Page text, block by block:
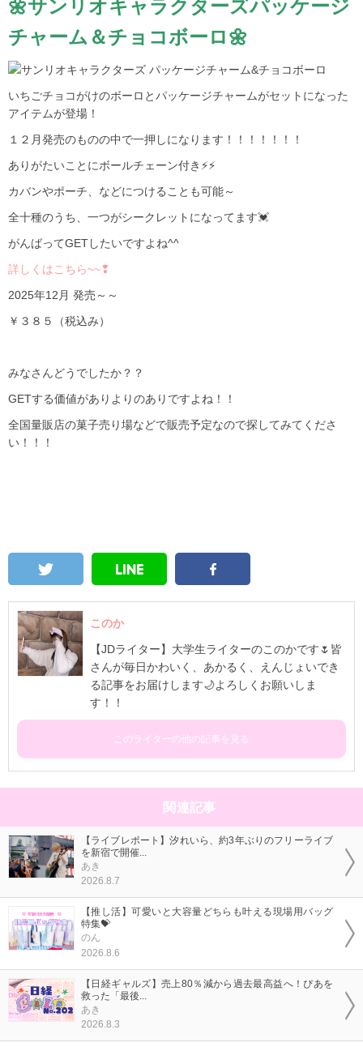
🌼サンリオキャラクターズパッケージ
チャーム＆チョコボーロ🌼
いちごチョコがけのボーロとパッケージチャームがセットになった
アイテムが登場！
１２月発売のものの中で一押しになります！！！！！！！
ありがたいことにボールチェーン付き⚡⚡
カバンやポーチ、などにつけることも可能～
全十種のうち、一つがシークレットになってます💓
がんばってGETしたいですよね^^
詳しくはこちら~~❢
2025年12月 発売～～
￥３８５（税込み）
みなさんどうでしたか？？
GETする価値がありよりのありですよね！！
全国量販店の菓子売り場などで販売予定なので探してみてくださ
い！！！
このか
【JDライター】大学生ライターのこのかです🌷皆
さんが毎日かわいく、あかるく、えんじょいでき
る記事をお届けします🌙よろしくお願いしま
す！！
このライターの他の記事を見る
関連記事
【ライブレポート】汐れいら、約3年ぶりのフリーライブ
を新宿で開催...
あき
2026.8.7
【推し活】可愛いと大容量どちらも叶える現場用バッグ
特集💝
のん
2026.8.6
【日経ギャルズ】売上80％減から過去最高益へ！ぴあを
救った「最後...
あき
2026.8.3